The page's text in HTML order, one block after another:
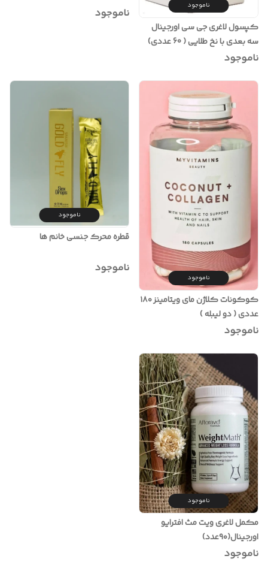
ناموجود
کپسول لاغری جی سی اورجینال
سه بعدی با نخ طلایی ( 60 عددی)
ناموجود
ناموجود
ناموجود
کوکونات کلاژن مای ویتامینز ۱۸۰
عددی ( دو لیبله )
ناموجود
ناموجود
قطره محرک جنسی خانم ها
ناموجود
ناموجود
مکمل لاغری ویت مث افترایو
اورجینال(۹۰عدد)
ناموجود